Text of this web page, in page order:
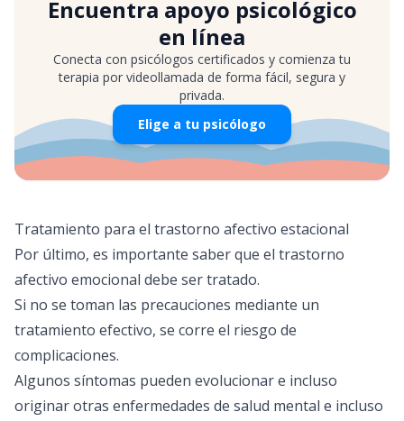
Encuentra apoyo psicológico
en línea
Conecta con psicólogos certificados y comienza tu
terapia por videollamada de forma fácil, segura y
privada.
Elige a tu psicólogo
Tratamiento para el trastorno afectivo estacional
Por último, es importante saber que el trastorno
afectivo emocional debe ser tratado.
Si no se toman las precauciones mediante un
tratamiento efectivo, se corre el riesgo de
complicaciones.
Algunos síntomas pueden evolucionar e incluso
originar otras enfermedades de salud mental e incluso